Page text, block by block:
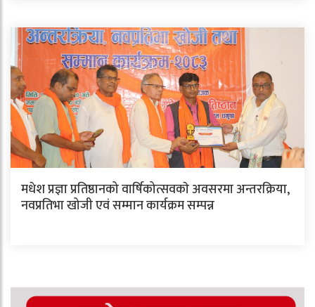
मधेश प्रज्ञा प्रतिष्ठानको वार्षिकोत्सवकाे अवसरमा अन्तरक्रिया,
नवप्रतिभा खोजी एवं सम्मान कार्यक्रम सम्पन्न